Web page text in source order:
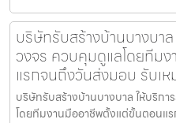
บริษัทรับสร้างบ้านบางบา
วงจร ควบคุมดูแลโดยทีม
แรกจนถึงวันส่งมอบ รับเ
บริษัทรับสร้างบ้านบางบาล ให้บริก
โดยทีมงานมืออาชีพตั้งแต่ขั้นตอนแ